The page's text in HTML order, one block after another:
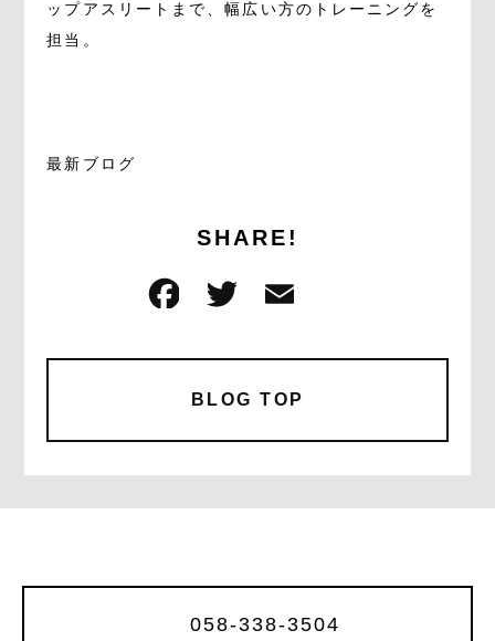
ップアスリートまで、幅広い方のトレーニングを
担当。
最新ブログ
SHARE!
F
c
e
b
o
o
T
it
te
r
ai
BLOG TOP
058-338-3504